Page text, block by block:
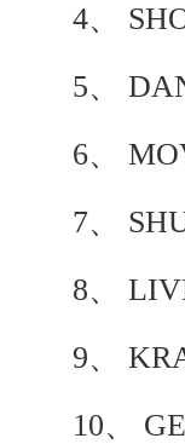
4、
5、
6、
7、
8、
9、
10、